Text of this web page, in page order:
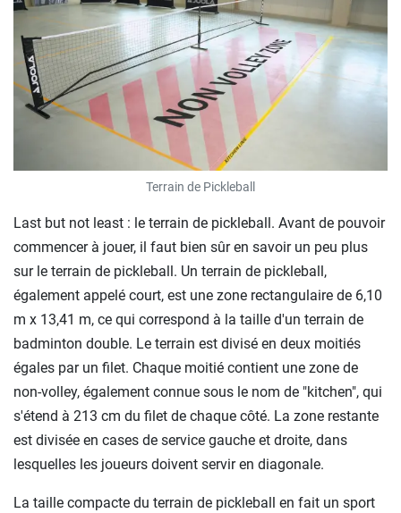
Terrain de Pickleball
Last but not least : le terrain de pickleball. Avant de pouvoir
commencer à jouer, il faut bien sûr en savoir un peu plus
sur le terrain de pickleball. Un terrain de pickleball,
également appelé court, est une zone rectangulaire de 6,10
m x 13,41 m, ce qui correspond à la taille d'un terrain de
badminton double. Le terrain est divisé en deux moitiés
égales par un filet. Chaque moitié contient une zone de
non-volley, également connue sous le nom de "kitchen", qui
s'étend à 213 cm du filet de chaque côté. La zone restante
est divisée en cases de service gauche et droite, dans
lesquelles les joueurs doivent servir en diagonale.
La taille compacte du terrain de pickleball en fait un sport